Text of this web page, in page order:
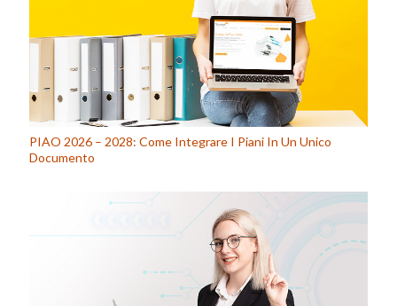
PIAO 2026 – 2028: Come Integrare I Piani In Un Unico
Documento